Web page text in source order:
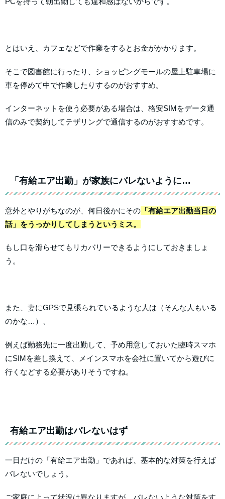
とはいえ、カフェなどで作業をするとお金がかかります。
そこで図書館に行ったり、ショッピングモールの屋上駐車場に
車を停めて中で作業したりするのがおすすめ。
インターネットを使う必要がある場合は、格安SIMをデータ通
信のみで契約してテザリングで通信するのがおすすめです。
「有給エア出勤」が家族にバレないように…
意外とやりがちなのが、何日後かにその 「有給エア出勤当日の
話」をうっかりしてしまうというミス。
もし口を滑らせてもリカバリーできるようにしておきましょ
う。
また、妻にGPSで見張られているような人は（そんな人もいる
のかな…）、
例えば勤務先に一度出勤して、予め用意しておいた臨時スマホ
にSIMを差し換えて、メインスマホを会社に置いてから遊びに
行くなどする必要がありそうですね。
有給エア出勤はバレないはず
一日だけの「有給エア出勤」であれば、基本的な対策を行えば
バレないでしょう。
ご家庭によって状況は異なりますが、バレないような対策をす